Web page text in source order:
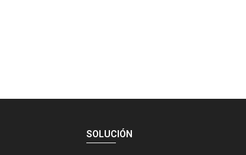
SOLUCIÓN